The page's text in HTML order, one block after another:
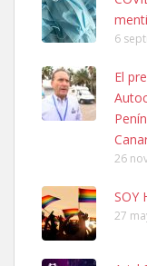
SHIBA PERDIDO
PERRO MACHO
06/07/2025 ZONA
Leales.org » Gran
6
El
26
SOY
27